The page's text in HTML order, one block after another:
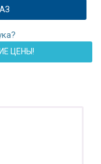
ЦЕНЫ!